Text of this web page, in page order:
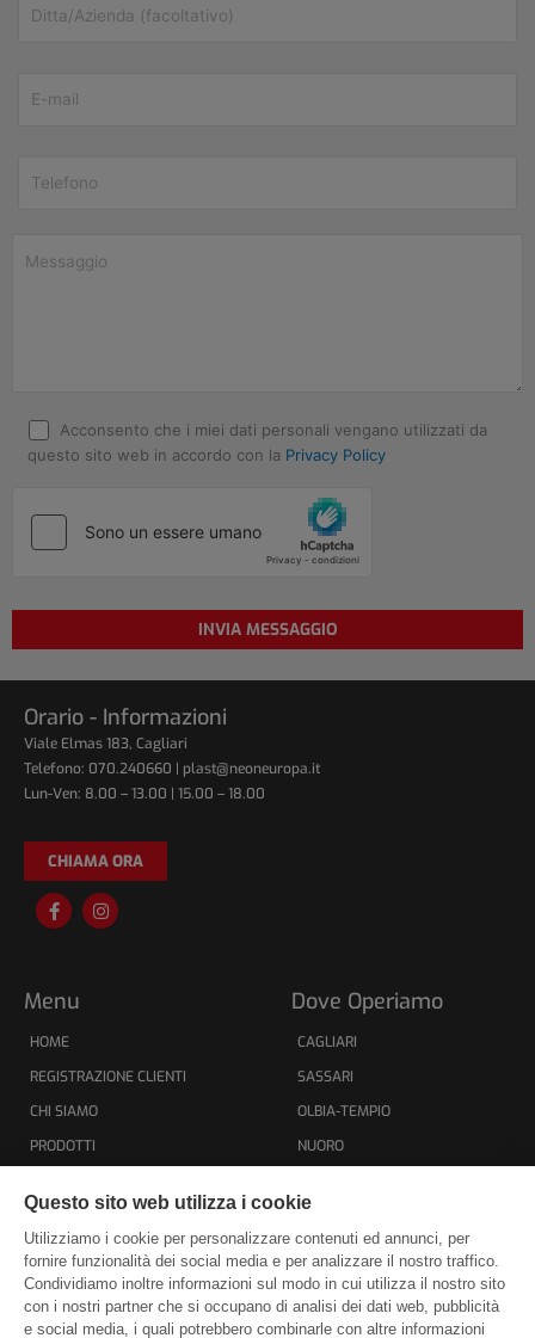
Acconsento che i miei dati personali vengano utilizzati da
questo sito web in accordo con la Privacy Policy
Orario - Informazioni
Viale Elmas 183, Cagliari
Telefono: 070.240660 | plast@neoneuropa.it
Lun-Ven: 8.00 – 13.00 | 15.00 – 18.00
CHIAMA ORA
F
a
o
-
I
n
Menu
HOME
REGISTRAZIONE CLIENTI
CHI SIAMO
PRODOTTI
PRIVACY POLICY
COOKIE POLICY
SITEMAP
Dove Operiamo
CAGLIARI
SASSARI
OLBIA-TEMPIO
NUORO
CARBONIA-IGLESIAS
MEDIO CAMPIDANO
OGLIASTRA
Questo sito web utilizza i cookie
Utilizziamo i cookie per personalizzare contenuti ed annunci, per
fornire funzionalità dei social media e per analizzare il nostro traffico.
Condividiamo inoltre informazioni sul modo in cui utilizza il nostro sito
con i nostri partner che si occupano di analisi dei dati web, pubblicità
e social media, i quali potrebbero combinarle con altre informazioni